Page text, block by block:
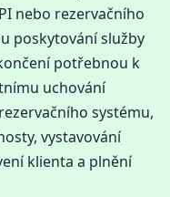
nebo rezervačního
poskytování služby
potřebnou k
uchování
systému,
vystavování
klienta a plnění